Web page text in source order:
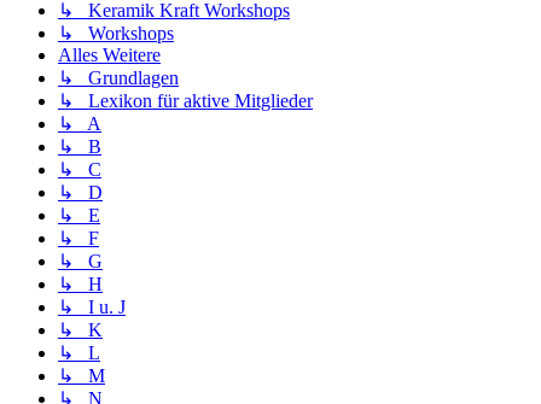
↳ Keramik Kraft Workshops
↳ Workshops
Alles Weitere
↳ Grundlagen
↳ Lexikon für aktive Mitglieder
↳ A
↳ B
↳ C
↳ D
↳ E
↳ F
↳ G
↳ H
↳ I u. J
↳ K
↳ L
↳ M
↳ N